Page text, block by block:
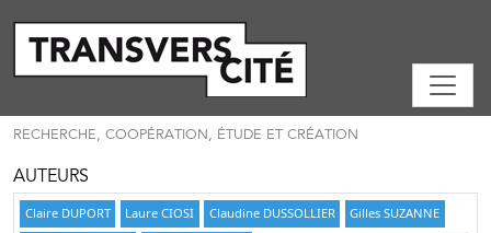
RECHERCHE, COOPÉRATION, ÉTUDE ET CRÉATION
AUTEURS
Claire DUPORT Laure CIOSI Claudine DUSSOLLIER
Gilles SUZANNE